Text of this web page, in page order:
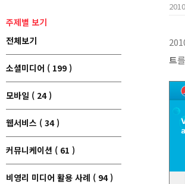
트
주제별 보기
전체보기
소셜미디어 ( 199 )
모바일 ( 24 )
웹서비스 ( 34 )
커뮤니케이션 ( 61 )
비영리 미디어 활용 사례 ( 94 )